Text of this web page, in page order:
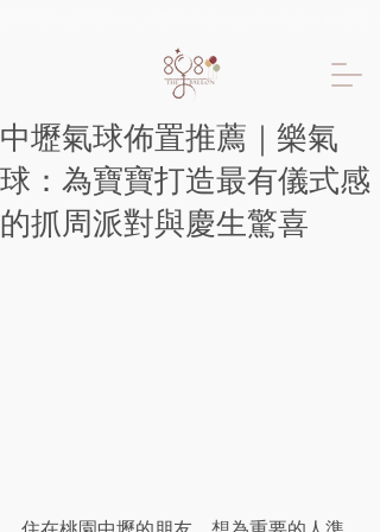
中壢氣球佈置推薦｜樂氣
球：為寶寶打造最有儀式感
的抓周派對與慶生驚喜